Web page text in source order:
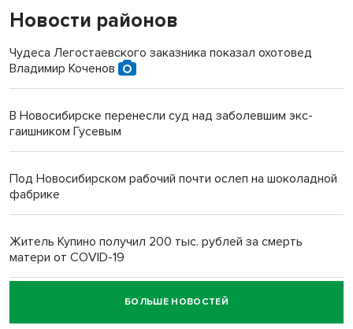
Новости районов
Чудеса Легостаевского заказника показал охотовед
Владимир Коченов
В Новосибирске перенесли суд над заболевшим экс-
гаишником Гусевым
Под Новосибирском рабочий почти ослеп на шоколадной
фабрике
Житель Купино получил 200 тыс. рублей за смерть
матери от COVID-19
Новосибирский суд наказал водителя за смерть
пенсионерки на вокзале
БОЛЬШЕ НОВОСТЕЙ